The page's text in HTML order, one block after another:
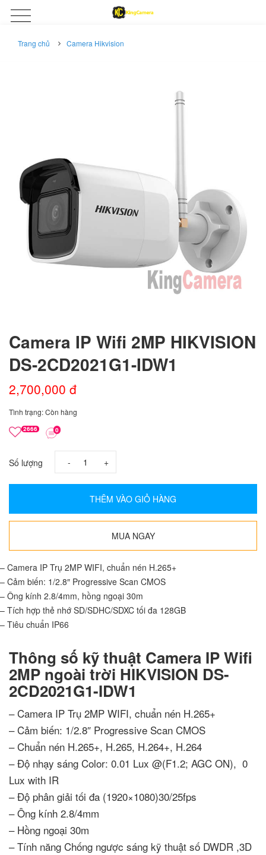
Trang chủ Camera Hikvision
Camera IP Wifi 2MP HIKVISION
DS-2CD2021G1-IDW1
2,700,000 đ
Tình trạng: Còn hàng
2666 0
Số lượng - +
THÊM VÀO GIỎ HÀNG
MUA NGAY
– Camera IP Trụ 2MP WIFI, chuẩn nén H.265+
– Cảm biến: 1/2.8″ Progressive Scan CMOS
– Ông kính 2.8/4mm, hồng ngoại 30m
– Tích hợp thẻ nhớ SD/SDHC/SDXC tối đa 128GB
– Tiêu chuẩn IP66
Thông số kỹ thuật Camera IP Wifi
2MP ngoài trời HIKVISION DS-
2CD2021G1-IDW1
– Camera IP Trụ 2MP WIFI, chuẩn nén H.265+
– Cảm biến: 1/2.8″ Progressive Scan CMOS
– Chuẩn nén H.265+, H.265, H.264+, H.264
– Độ nhạy sáng Color: 0.01 Lux @(F1.2; AGC ON), 0
Lux with IR
– Độ phân giải tối đa (1920×1080)30/25fps
– Ông kính 2.8/4mm
– Hồng ngoại 30m
– Tính năng Chống ngược sáng kỹ thuật số DWDR ,3D